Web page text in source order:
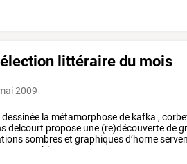
littéraire du mois
2009
dessinée la métamorphosede kafka ,
delcourt propose une (re)découvertede
sombreset graphiquesd’horne
blatte.